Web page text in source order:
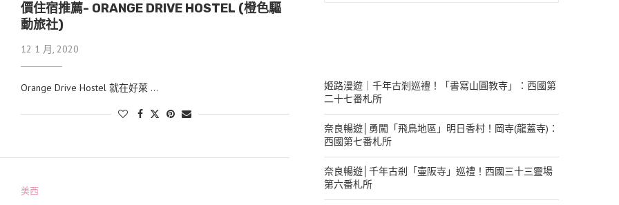
價住宿推薦- ORANGE DRIVE HOSTEL (橙色驅
動旅社)
12 1 月, 2020
Orange Drive Hostel 就在好萊 …
美西
姬路漫遊｜千年古剎巡禮！「書寫山圓教寺」：西國第
二十七番札所
奈良暢遊│勇闖「飛鳥地區」明日香村！岡寺(龍蓋寺)：
西國第七番札所
奈良暢遊│千年古剎「壷阪寺」巡禮！西國三十三靈場
第六番札所